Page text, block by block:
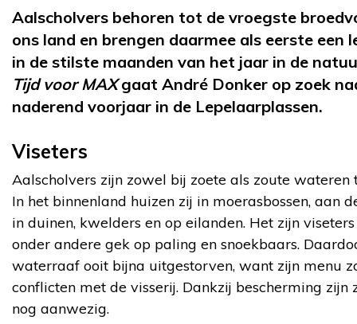
Aalscholvers behoren tot de vroegste
ons land en brengen daarmee als eerste een
in de stilste maanden van het jaar in de
Tijd voor MAXgaat André Donker op zoek
naderend voorjaar in de Lepelaarplassen.
Viseters
Aalscholvers zijn zowel bij zoete als zoute wateren
In het binnenland huizen zij in moerasbossen, aan
in duinen, kwelders en op eilanden. Het zijn
onder andere gek op paling en snoekbaars.
waterraaf ooit bijna uitgestorven, want zijn menu
conflicten met de visserij. Dankzij bescherming zijn
nog aanwezig.